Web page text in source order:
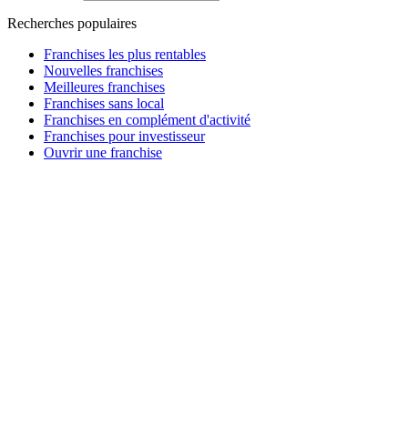
Recherches populaires
Franchises les plus rentables
Nouvelles franchises
Meilleures franchises
Franchises sans local
Franchises en complément d'activité
Franchises pour investisseur
Ouvrir une franchise